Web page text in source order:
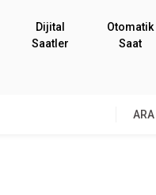
Dijital
Saatler
Otomatik
Saat
ARA